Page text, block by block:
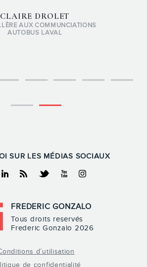
CLAIRE DROLET
AUX COMMUNCIATIONS
AUTOBUS LAVAL
SUR LES MÉDIAS SOCIAUX
LinkedinRSS TwitterYoutubeInstagram
FREDERIC GONZALO
Tous droits reservés
Frederic Gonzalo 2026
d’utilisation
de confidentialité